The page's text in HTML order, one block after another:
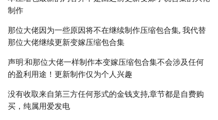
制作
那位大佬因为一些原因将不在继续制作压缩包合集, 我代替
那位大佬继续更新变嫁压缩包合集
声明:和那位大佬一样制作本变嫁压缩包合集不会涉及任何
的盈利用途！更新制作仅为个人兴趣
没有收取来自第三方任何形式的金钱支持,章节都是自费购
买，纯属用爱发电